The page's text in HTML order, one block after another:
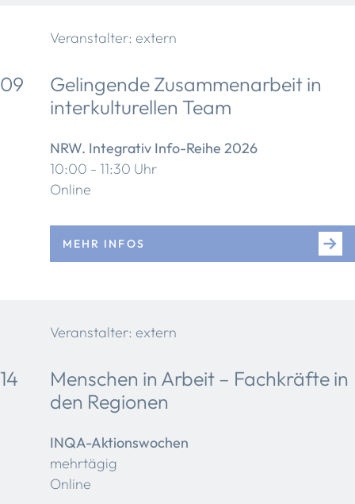
Veranstalter: extern
09
Gelingende Zusammenarbeit in
interkulturellen Team
NRW. Integrativ Info-Reihe 2026
10:00 - 11:30 Uhr
Online
MEHR INFOS
Veranstalter: extern
14
Menschen in Arbeit – Fachkräfte in
den Regionen
INQA-Aktionswochen
mehrtägig
Online